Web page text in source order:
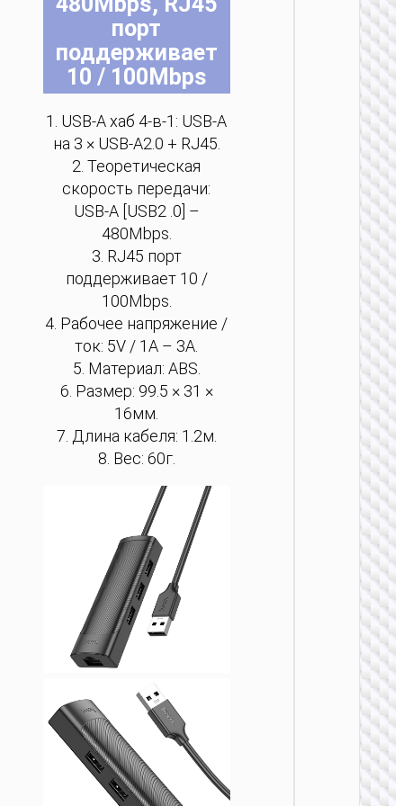
порт
поддерживает
10 / 100Mbps
1. USB-A хаб 4-в-1: USB-A
на 3 × USB-A2.0 + RJ45.
2. Теоретическая
скорость передачи:
USB-A [USB2 .0] –
480Mbps.
3. RJ45 порт
поддерживает 10 /
100Mbps.
4. Рабочее напряжение /
ток: 5V / 1A – 3A.
5. Материал: ABS.
6. Размер: 99.5 × 31 ×
16мм.
7. Длина кабеля: 1.2м.
8. Вес: 60г.
Type-
“HB52
8-в-
на
Type-
“HB51
6-в-
на
на
на
на